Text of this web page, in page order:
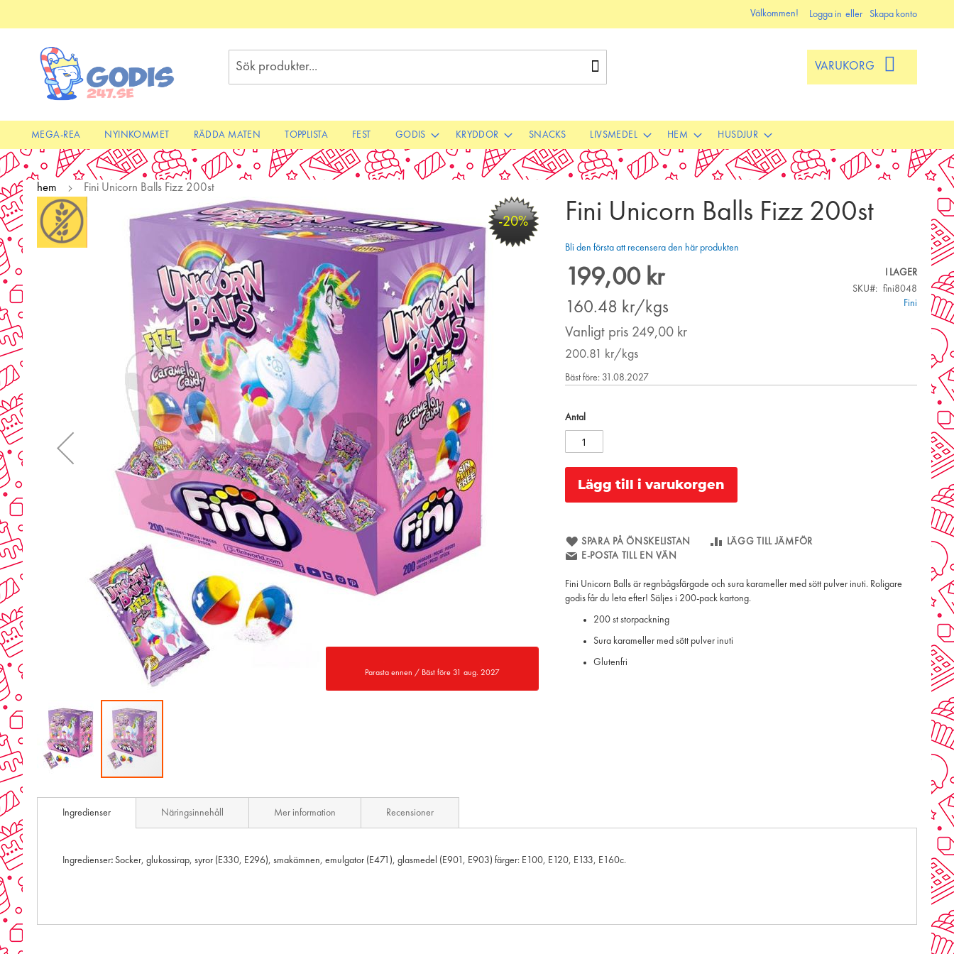
to
Välkommen! Logga in Skapa konto
VARUKORG
MEGA-REA NYINKOMMET RÄDDA MATEN TOPPLISTA FEST GODIS KRYDDOR SNACKS LIVSMEDEL HEM HUSDJUR
hem Fini Unicorn Balls Fizz 200st
Skip
to
the
end
-20%
Parasta ennen / Bäst före 31 aug. 2027
to
Fini Unicorn Balls Fizz 200st
Bli den första att recensera den här produkten
Special
199,00 kr
160.48 kr/kgs
Vanligt pris 249,00 kr
200.81 kr/kgs
I LAGER
SKU
fini8048
Fini
Bäst före: 31.08.2027
Antal
Lägg till i varukorgen
SPARA PÅ ÖNSKELISTAN
LÄGG TILL JÄMFÖR
E-POSTA TILL EN VÄN
Fini Unicorn Balls är regnbågsfärgade och sura karameller med sött pulver inuti. Roligare
godis får du leta efter! Säljes i 200-pack kartong.
200 st storpackning
Sura karameller med sött pulver inuti
Glutenfri
Ingredienser
Ingredienser: Socker, glukossirap, syror (E330, E296), smakämnen, emulgator (E471), glasmedel (E901, E903) färger: E100, E120, E133, E160c.
Näringsinnehåll Mer information Recensioner